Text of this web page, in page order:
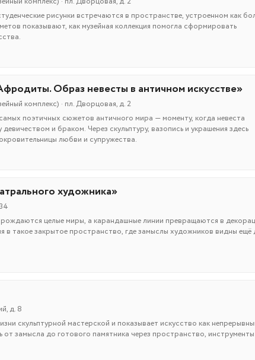
рисунки встречаются в пространстве, устроенном как
показывают, как музейная коллекция помогла сформировать
Образ невесты в античном искусстве»
комплекс) · пл. Дворцовая, д. 2
поэтичных сюжетов античного мира — моменту, когда невеста
и браком. Через скульптуру, вазопись и украшения здесь
любви и супружества.
художника»
целые миры, а карандашные линии превращаются в
в такое закрытое пространство, где замыслы художников видны ещё
д. 8
скульптурной мастерской и показывает искусство как
от замысла до готового памятника через пространство,